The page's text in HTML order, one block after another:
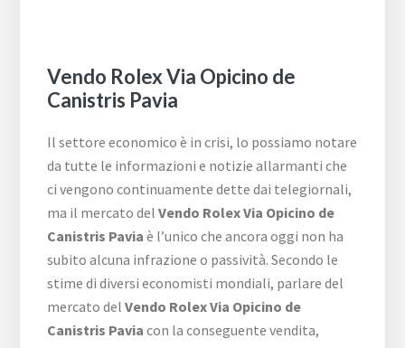
Vendo Rolex Via Opicino de
Canistris Pavia
Il settore economico è in crisi, lo possiamo notare
da tutte le informazioni e notizie allarmanti che
ci vengono continuamente dette dai telegiornali,
ma il mercato delVendo Rolex Via Opicino de
Canistris Pavia è l’unico che ancora oggi non ha
subito alcuna infrazione o passività. Secondo le
stime di diversi economisti mondiali, parlare del
mercato delVendo Rolex Via Opicino de
Canistris Pavia con la conseguente vendita,